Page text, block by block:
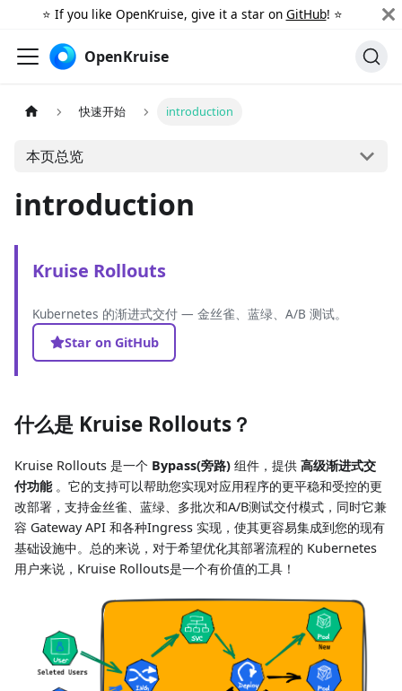
⭐️ If you like OpenKruise, give it a star on GitHub! ⭐️
OpenKruise
快速开始 introduction
本页总览
introduction
Kruise Rollouts
Kubernetes 的渐进式交付 — 金丝雀、蓝绿、A/B 测试。
Star on GitHub
什么是 Kruise Rollouts？
Kruise Rollouts 是一个 Bypass(旁路) 组件，提供 高级渐进式交
付功能。它的支持可以帮助您实现对应用程序的更平稳和受控的更
改部署，支持金丝雀、蓝绿、多批次和A/B测试交付模式，同时它兼
容 Gateway API 和各种Ingress 实现，使其更容易集成到您的现有
基础设施中。总的来说，对于希望优化其部署流程的 Kubernetes
用户来说，Kruise Rollouts是一个有价值的工具！